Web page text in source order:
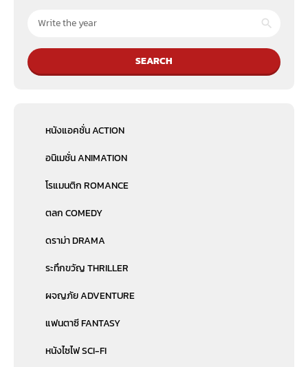
SEARCH
หนังแอคชั่น ACTION
อนิเมชั่น ANIMATION
โรแมนติก ROMANCE
ตลก COMEDY
ดราม่า DRAMA
ระทึกขวัญ THRILLER
ผจญภัย ADVENTURE
แฟนตาซี FANTASY
หนังไซไฟ SCI-FI